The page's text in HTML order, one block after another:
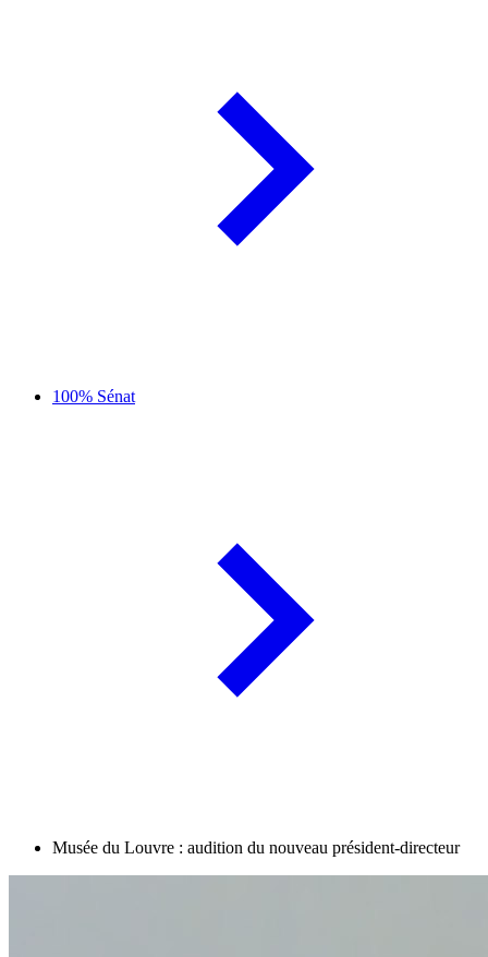
100% Sénat
Musée du Louvre : audition du nouveau président-directeur